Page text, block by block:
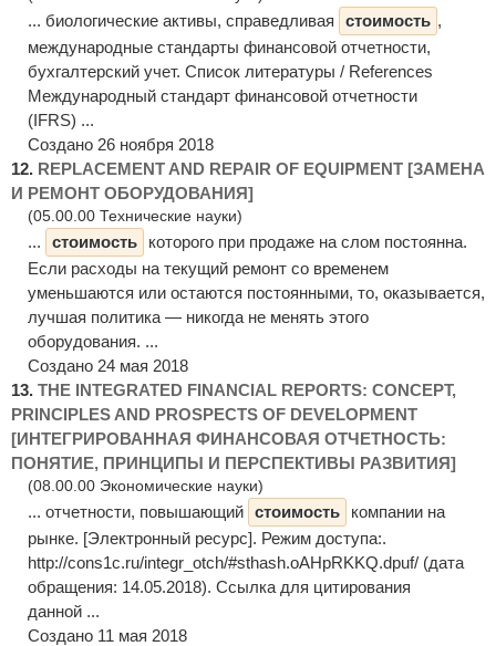
... биологические активы, справедливая стоимость ,
международные стандарты финансовой отчетности,
бухгалтерский учет. Список литературы / References
Международный стандарт финансовой отчетности
(IFRS) ...
Создано 26 ноября 2018
12. REPLACEMENT AND REPAIR OF EQUIPMENT [ЗАМЕНА
И РЕМОНТ ОБОРУДОВАНИЯ]
(05.00.00 Технические науки)
... стоимость
которого при продаже на слом постоянна.
Если расходы на текущий ремонт со временем
уменьшаются или остаются постоянными, то, оказывается,
лучшая политика — никогда не менять этого
оборудования. ...
Создано 24 мая 2018
13. THE INTEGRATED FINANCIAL REPORTS: CONCEPT,
PRINCIPLES AND PROSPECTS OF DEVELOPMENT
[ИНТЕГРИРОВАННАЯ ФИНАНСОВАЯ ОТЧЕТНОСТЬ:
ПОНЯТИЕ, ПРИНЦИПЫ И ПЕРСПЕКТИВЫ РАЗВИТИЯ]
(08.00.00 Экономические науки)
... отчетности, повышающий стоимость
компании на
рынке. [Электронный ресурс]. Режим доступа:.
http://cons1c.ru/integr_otch/#sthash.oAHpRKKQ.dpuf/ (дата
обращения: 14.05.2018). Ссылка для цитирования
данной ...
Создано 11 мая 2018